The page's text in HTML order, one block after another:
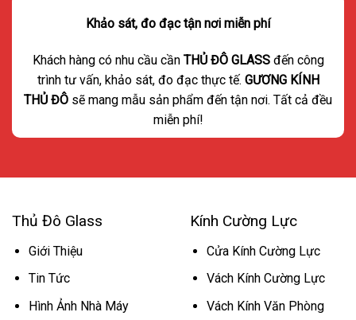
Khảo sát, đo đạc tận nơi miễn phí
Khách hàng có nhu cầu cần THỦ ĐÔ GLASS đến công
trình tư vấn, khảo sát, đo đạc thực tế. GƯƠNG KÍNH
THỦ ĐÔ sẽ mang mẫu sản phẩm đến tận nơi. Tất cả đều
miễn phí!
Thủ Đô Glass
Giới Thiệu
Tin Tức
Hình Ảnh Nhà Máy
Kính Cường Lực
Cửa Kính Cường Lực
Vách Kính Cường Lực
Vách Kính Văn Phòng